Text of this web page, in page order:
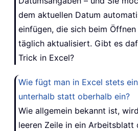
dem aktuellen Datum
einfügen, die sich beim
täglich aktualisiert. Gibt es
Trick in Excel?
Wie fügt man in Excel stets
unterhalb statt oberhalb ein?
Wie allgemein bekannt ist,
leeren Zeile in ein Arbeitsblatt